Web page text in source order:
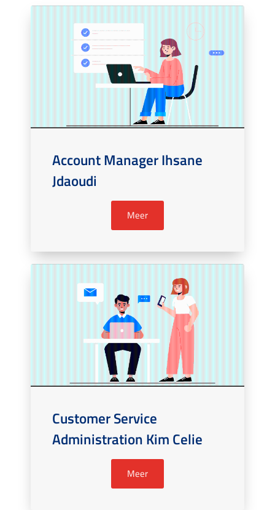
Account Manager Ihsane
Jdaoudi
Meer
Customer Service
Administration Kim Celie
Meer